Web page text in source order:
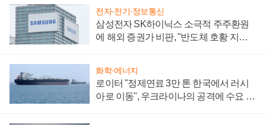
전자·전기·정보통신
삼성전자 SK하이닉스 소극적 주주환원
에 해외 증권가 비판, "반도체 호황 지속
화학·에너지
로이터 "정제연료 3만 톤 한국에서 러시
아로 이동", 우크라이나의 공격에 수요 늘